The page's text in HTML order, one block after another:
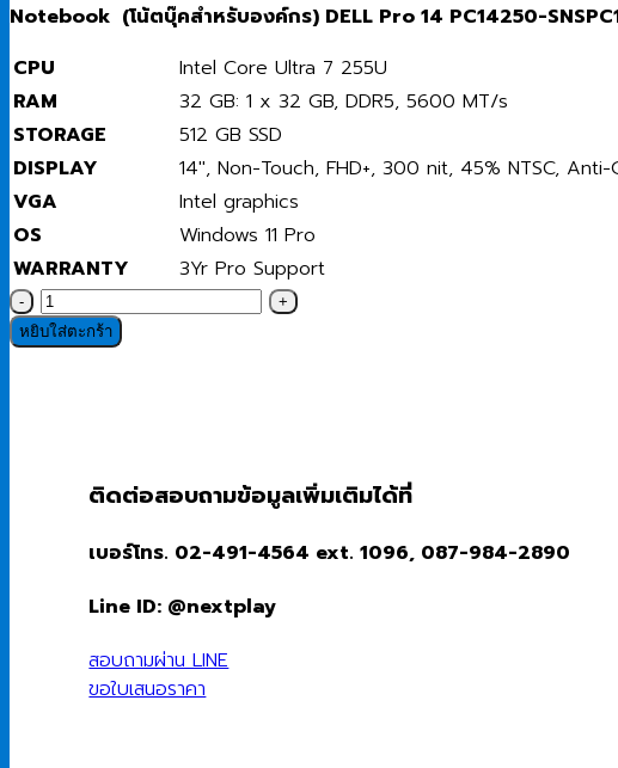
Notebook (โน้ตบุ๊คสำหรับองค์กร) DELL Pro 14 PC14250-
CPU
Intel Core Ultra 7 255U
RAM
32 GB: 1 x 32 GB, DDR5, 5600 MT/s
STORAGE
512 GB SSD
DISPLAY
14″, Non-Touch, FHD+, 300 nit, 45% NTSC, Anti-
VGA
Intel graphics
OS
Windows 11 Pro
WARRANTY
3Yr Pro Support
จำนวน
Notebook
(โน๊
PC14250
หยิบใส่ตะกร้า
ติดต่อสอบถามข้อมูลเพิ่มเติมได้ที่
เบอร์โทร. 02-491-4564 ext. 1096, 087-984-2890
Line ID: @nextplay
สอบถามผ่าน LINE
ขอใบเสนอราคา